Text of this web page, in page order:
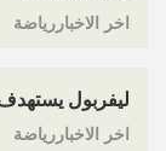
اخر الاخباررياضة
ليفربول
اخر الاخباررياضة